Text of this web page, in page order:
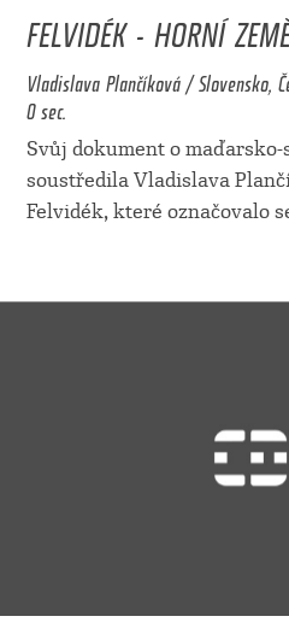
FELVIDÉK - HORNÍ
Vladislava Plančíková / Slovensko,
0 sec.
Svůj dokument o
soustředila Vladislava
Felvidék, které označovalo